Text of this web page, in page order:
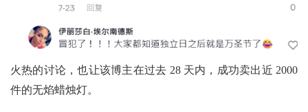
火热的讨论，也让该博主在过去 28 天内，成功卖出近 2000
件的无焰蜡烛灯。